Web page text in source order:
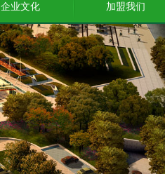
企业文化 加盟我们